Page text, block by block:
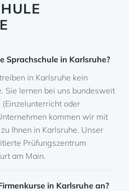
Sprachschule in Karlsruhe?
in Karlsruhe kein
Sie lernen bei uns bundesweit
oder
kommen wir mit
Ihnen in Karlsruhe. Unser
Prüfungszentrum
am Main.
in Karlsruhe an?